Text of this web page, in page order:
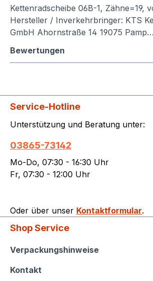
Kettenradscheibe 06B-1, Zähne=19,
Hersteller / Inverkehrbringer: KTS
GmbH Ahornstraße 14 19075 Pamp…
Bewertungen
Service-Hotline
Unterstützung und Beratung unter:
03865-73142
Mo-Do, 07:30 - 16:30 Uhr
Fr, 07:30 - 12:00 Uhr
Oder über unser Kontaktformular.
Shop Service
Shop Service
Verpackungshinweise
Kontakt